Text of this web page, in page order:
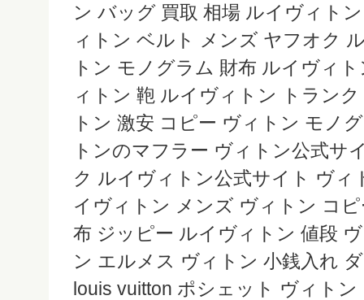
ン バッグ 買取 相場 ルイヴィト
ィトン ベルト メンズ ヤフオク
トン モノグラム 財布 ルイヴィ
ィトン 鞄 ルイヴィトン トラン
トン 激安 コピー ヴィトン モノ
トンのマフラー ヴィトン公式サ
ク ルイヴィトン公式サイト ヴィ
イヴィトン メンズ ヴィトン コ
布 ジッピー ルイヴィトン 値段
ン エルメス ヴィトン 小銭入れ
louis vuitton ポシェット ヴィト